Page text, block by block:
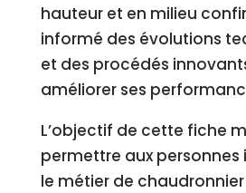
hauteur et en milieu
informé des évolutions
et des procédés
améliorer ses
L’objectif de cette fiche
permettre aux personnes
le métier de